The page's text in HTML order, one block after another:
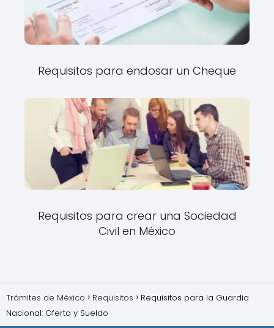
Requisitos para endosar un Cheque
Requisitos para crear una Sociedad
Civil en México
Trámites de México Requisitos
Requisitos para la Guardia
Nacional: Oferta y Sueldo